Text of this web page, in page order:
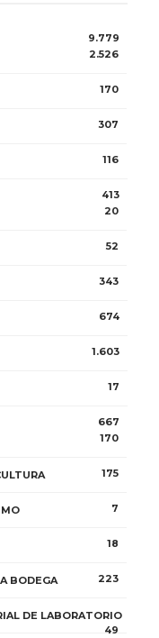
9.779
2.526
170
307
116
413
20
52
343
674
1.603
17
667
170
175
7
18
BODEGA 223
DE LABORATORIO
49